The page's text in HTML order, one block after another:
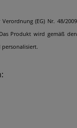
(EG) Nr. 48/2009
Produkt wird gemäß den